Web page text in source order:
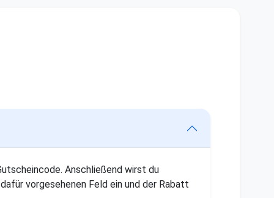
Anschließend wirst du
vorgesehenen Feld ein und der Rabatt